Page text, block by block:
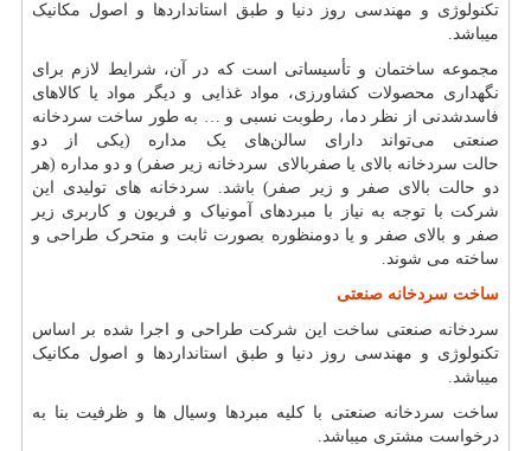
تکنولوژی و مهندسی روز دنیا و طبق استانداردها و اصول مکانیک
میباشد.
مجموعه ساختمان و تأسیساتی است که در آن، شرایط لازم برای
نگهداری محصولات کشاورزی، مواد غذایی و دیگر مواد یا کالاهای
فاسدشدنی از نظر دما، رطوبت نسبی و … به طور
ساخت سردخانه
صنعتی
می‌تواند دارای سالن‌های یک مداره (یکی از دو
حالت سردخانه بالای یا صفربالای سردخانه زیر صفر ) و دو مداره (هر
دو حالت بالای صفر و زیر صفر) باشد. سردخانه های تولیدی این
شرکت با توجه به نیاز با مبردهای آمونیاک و فریون و کاربری زیر
صفر و بالای صفر و یا دومنظوره بصورت ثابت و متحرک طراحی و
ساخته می شوند.
ساخت سردخانه صنعتی
سردخانه صنعتی ساخت این شرکت طراحی و اجرا شده بر اساس
تکنولوژی و مهندسی روز دنیا و طبق استانداردها و اصول مکانیک
میباشد.
ساخت سردخانه صنعتی با کلیه مبردها وسیال ها و ظرفیت بنا به
درخواست مشتری میباشد.